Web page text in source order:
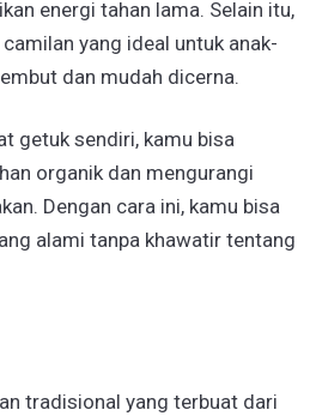
energi tahan lama. Selain itu,
yang ideal untuk anak-
dan mudah dicerna.
getuk sendiri, kamu bisa
organik dan mengurangi
Dengan cara ini, kamu bisa
alami tanpa khawatir tentang
tradisional yang terbuat dari